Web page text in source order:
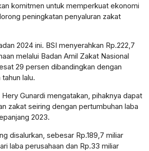
komitmen untuk memperkuat ekonomi
peningkatan penyaluran zakat
2024 ini. BSI menyerahkan Rp.222,7
melalui Badan Amil Zakat Nasional
29 persen dibandingkan dengan
lalu.
Gunardi mengatakan, pihaknya dapat
zakat seiring dengan pertumbuhan laba
2023.
disalurkan, sebesar Rp.189,7 miliar
laba perusahaan dan Rp.33 miliar